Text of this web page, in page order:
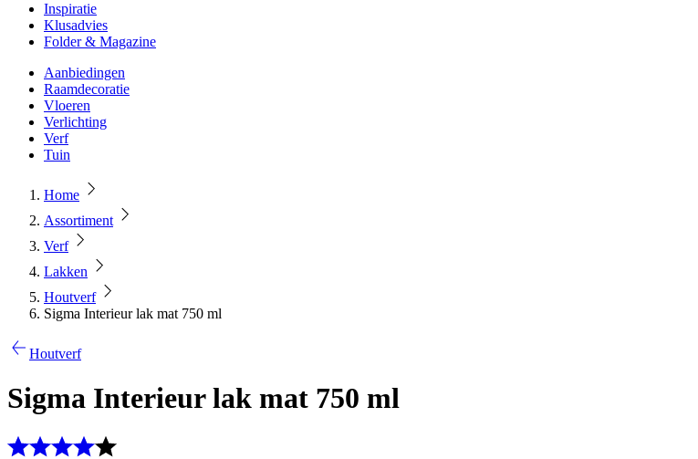
Inspiratie
Klusadvies
Folder & Magazine
Aanbiedingen
Raamdecoratie
Vloeren
Verlichting
Verf
Tuin
Home
Assortiment
Verf
Lakken
Houtverf
Sigma Interieur lak mat 750 ml
Houtverf
Sigma Interieur lak mat 750 ml